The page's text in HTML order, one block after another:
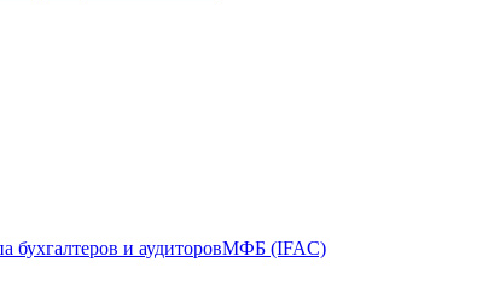
бухгалтеров и аудиторовМФБ (IFAC)